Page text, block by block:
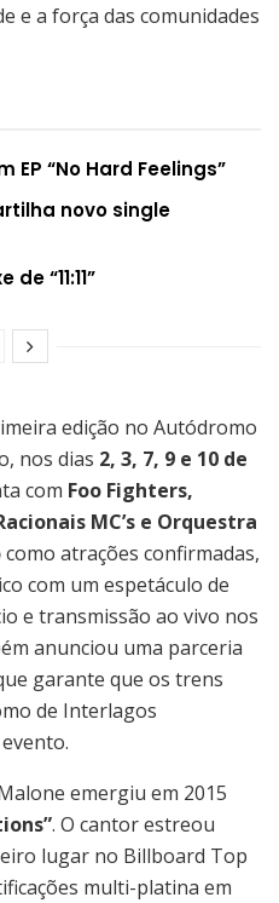
e a força das comunidades
“No Hard Feelings”
novo single
“11:11”
edição no Autódromo
nos dias 2, 3, 7, 9 e 10 de
com Foo Fighters,
MC’s e Orquestra
como atrações confirmadas,
com um espetáculo de
e transmissão ao vivo nos
anunciou uma parceria
garante que os trens
de Interlagos
emergiu em 2015
. O cantor estreou
lugar no Billboard Top
multi-platina em